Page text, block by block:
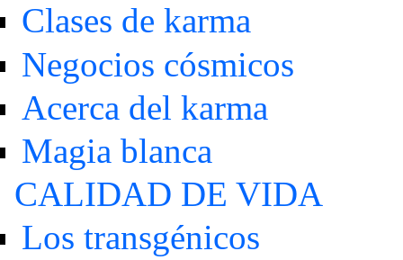
Clases de karma
Negocios cósmicos
Acerca del karma
Magia blanca
CALIDAD DE VIDA
Los transgénicos